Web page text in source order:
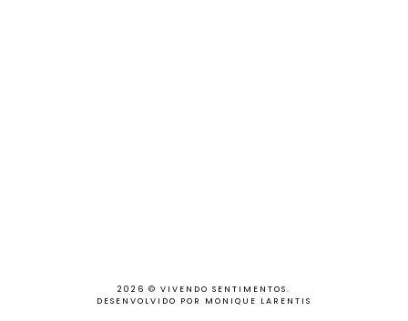
2026 © VIVENDO SENTIMENTOS.
DESENVOLVIDO POR MONIQUE LARENTIS